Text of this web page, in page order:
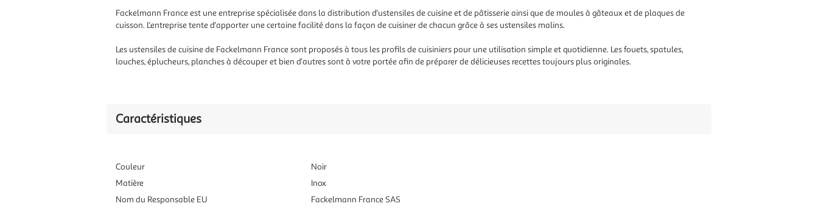
Fackelmann France est une entreprise spécialisée dans la distribution d'ustensiles de cuisine et de pâtisserie ainsi que de moules à gâteaux et de plaques de
cuisson. L'entreprise tente d'apporter une certaine facilité dans la façon de cuisiner de chacun grâce à ses ustensiles malins.
Les ustensiles de cuisine de Fackelmann France sont proposés à tous les profils de cuisiniers pour une utilisation simple et quotidienne. Les fouets, spatules,
louches, éplucheurs, planches à découper et bien d'autres sont à votre portée afin de préparer de délicieuses recettes toujours plus originales.
Caractéristiques
Couleur
Noir
Matière
Inox
Nom du Responsable EU
Fackelmann France SAS